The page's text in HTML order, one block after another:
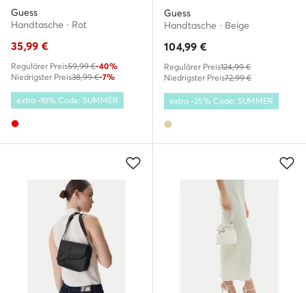
Guess
Handtasche · Rot
35,99 €
Regulärer Preis59,99 €-40%
Niedrigster Preis38,99 €-7%
extra -10% Code: SUMMER
Guess
Handtasche · Beige
104,99 €
Regulärer Preis124,99 €
Niedrigster Preis72,99 €
extra -25% Code: SUMMER